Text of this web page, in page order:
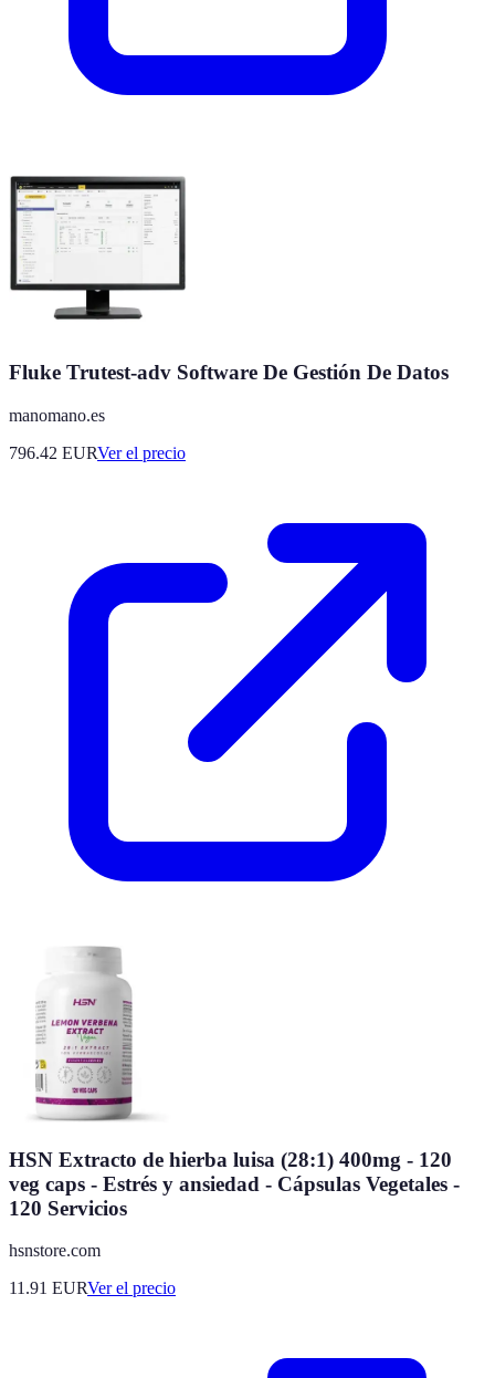
Fluke Trutest-adv Software De Gestión De Datos
manomano.es
796.42 EURVer el precio
HSN Extracto de hierba luisa (28:1) 400mg - 120
veg caps - Estrés y ansiedad - Cápsulas Vegetales -
120 Servicios
hsnstore.com
11.91 EURVer el precio